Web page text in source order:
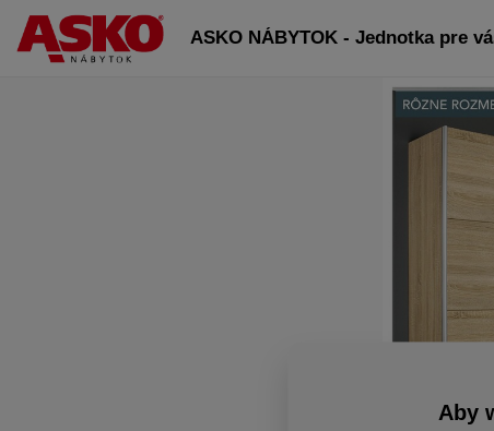
ASKO NÁBYTOK - Jednotka pre
Aby